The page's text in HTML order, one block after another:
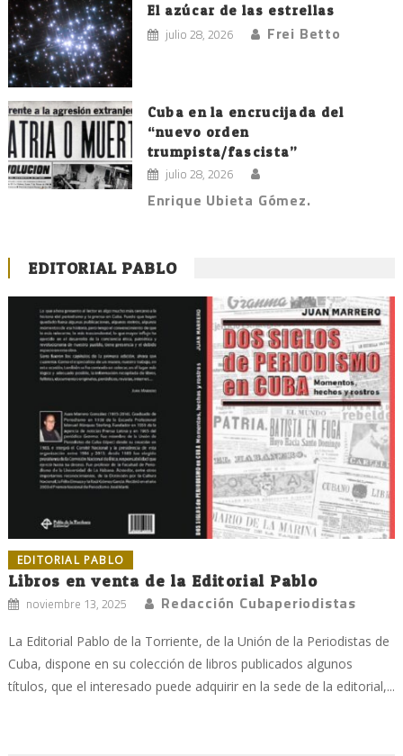
El azúcar de las estrellas
julio 28, 2026 Frei Betto
Cuba en la encrucijada del
“nuevo orden
trumpista/fascista”
julio 28, 2026
Enrique Ubieta Gómez.
EDITORIAL PABLO
EDITORIAL PABLO
Libros en venta de la Editorial Pablo
noviembre 13, 2025 Redacción Cubaperiodistas
La Editorial Pablo de la Torriente, de la Unión de la Periodistas de
Cuba, dispone en su colección de libros publicados algunos
títulos, que el interesado puede adquirir en la sede de la editorial,...